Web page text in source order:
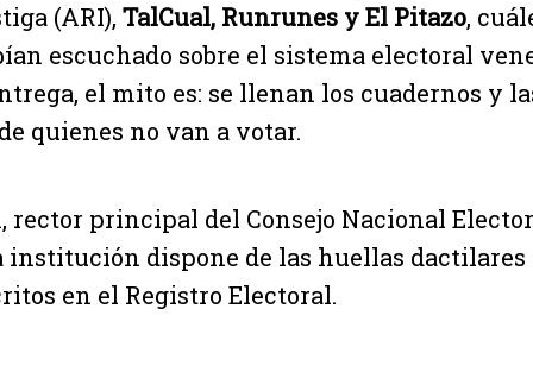
(ARI), TalCual, Runrunes y El Pitazo,
escuchado sobre el sistema electoral
el mito es: se llenan los cuadernos y
quienes no van a votar.
rector principal del Consejo Nacional
dispone de las huellas dactilares
en el Registro Electoral.